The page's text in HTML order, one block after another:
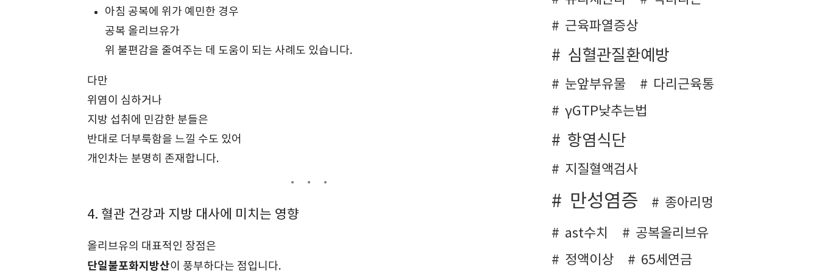
아침 공복에 위가 예민한 경우
공복 올리브유가
위 불편감을 줄여주는 데 도움이 되는 사례도 있습니다.
다만
위염이 심하거나
지방 섭취에 민감한 분들은
반대로 더부룩함을 느낄 수도 있어
개인차는 분명히 존재합니다.
4. 혈관 건강과 지방 대사에 미치는 영향
올리브유의 대표적인 장점은
단일불포화지방산이 풍부하다는 점입니다.
근육파열증상
심혈관질환예방
눈앞부유물
다리근육통
γGTP낮추는법
항염식단
지질혈액검사
만성염증
종아리멍
ast수치
공복올리브유
정액이상
65세연금